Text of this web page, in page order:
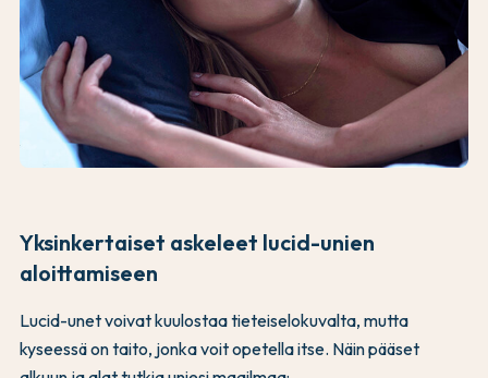
Yksinkertaiset askeleet lucid-unien
aloittamiseen
Lucid-unet voivat kuulostaa tieteiselokuvalta, mutta
kyseessä on taito, jonka voit opetella itse. Näin pääset